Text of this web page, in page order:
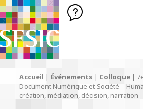
SFSIC Société Française des
Société Française
de l'Information
Accueil | Événements | Colloque |
Document Numérique et Société –
création, médiation, décision, narration